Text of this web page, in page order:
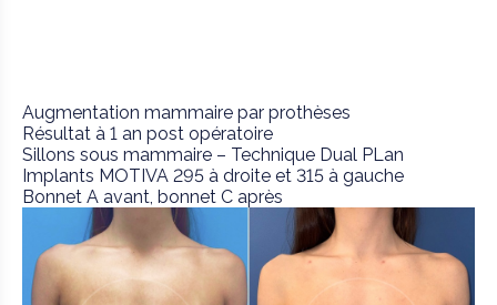
Augmentation mammaire par prothèses
Résultat à 1 an post opératoire
Sillons sous mammaire – Technique Dual PLan
Implants MOTIVA 295 à droite et 315 à gauche
Bonnet A avant, bonnet C après